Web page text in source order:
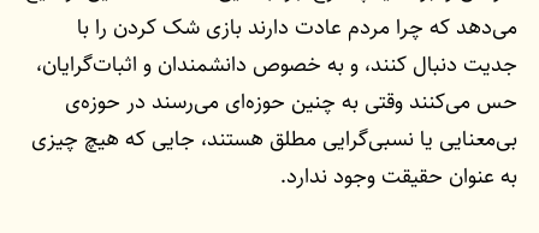
می‌دهد که چرا مردم عادت دارند بازی شک کردن را با
جدیت دنبال کنند، و به خصوص دانشمندان و اثبات‌گرایان،
حس می‌کنند وقتی به چنین حوزه‌ای می‌رسند در حوزه‌ی
بی‌معنایی یا نسبی‌گرایی مطلق هستند، جایی که هیچ چیزی
به عنوان حقیقت وجود ندارد.